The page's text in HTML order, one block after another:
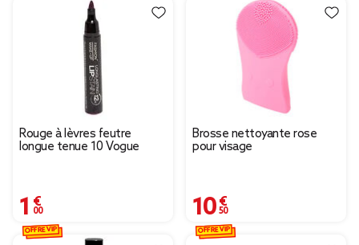
Rouge à lèvres feutre
longue tenue 10 Vogue
1,00 €
Brosse nettoyante rose
pour visage
10,50 €
OFFRE VIP OFFRE VIP